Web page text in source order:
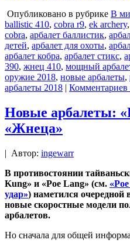
Опубликовано в рубрике В
ballistic 410, cobra r9, ek archery,
cobra, арбалет баллистик,
детей, арбалет для охоты,
арбалет кобра, арбалет стикс,
390, жнец 410, мощный
оружие 2018, новые арбалеты,
арбалеты 2018 | Комментариев
Новые арбалеты:
«Жнеца»
| Автор: ingewarr
В противостоянии
Kung» и «Poe Lang» (см.
удар») наметился очередной
новые скоростные модели
арбалетов.
Но сначала для общей